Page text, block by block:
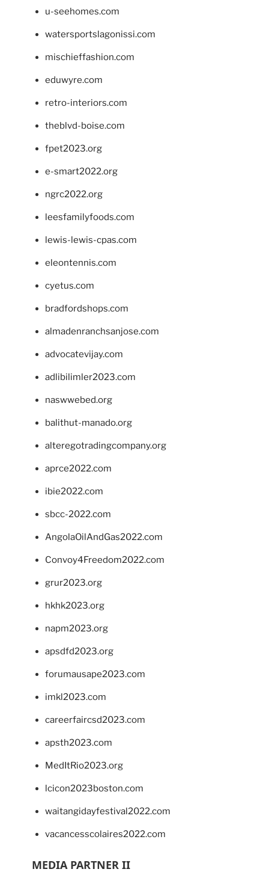
u-seehomes.com
watersportslagonissi.com
mischieffashion.com
eduwyre.com
retro-interiors.com
theblvd-boise.com
fpet2023.org
e-smart2022.org
ngrc2022.org
leesfamilyfoods.com
lewis-lewis-cpas.com
eleontennis.com
cyetus.com
bradfordshops.com
almadenranchsanjose.com
advocatevijay.com
adlibilimler2023.com
naswwebed.org
balithut-manado.org
alteregotradingcompany.org
aprce2022.com
ibie2022.com
sbcc-2022.com
AngolaOilAndGas2022.com
Convoy4Freedom2022.com
grur2023.org
hkhk2023.org
napm2023.org
apsdfd2023.org
forumausape2023.com
imkl2023.com
careerfaircsd2023.com
apsth2023.com
MedItRio2023.org
lcicon2023boston.com
waitangidayfestival2022.com
vacancesscolaires2022.com
MEDIA PARTNER II